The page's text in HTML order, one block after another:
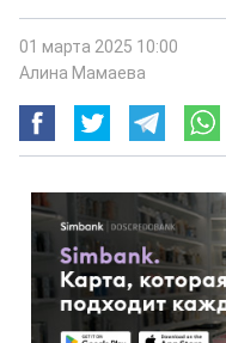
01 марта 2025 10:00
Алина Мамаева